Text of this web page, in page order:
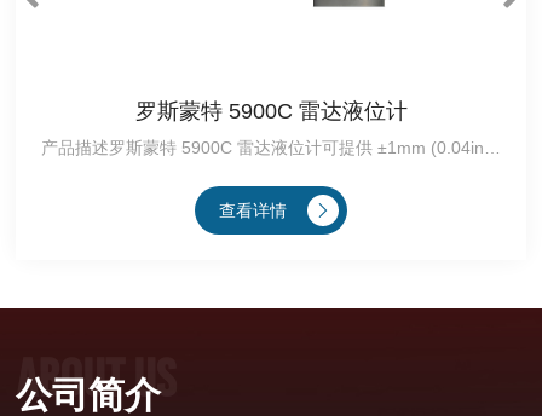
罗斯蒙特 5900C 雷达液位计
查看详情
ABOUT US
公司简介